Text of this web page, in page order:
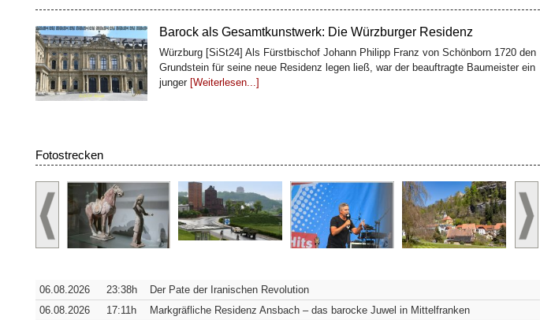
Bremerhavens größtes Puzzle: 16.000 Teile für eine Weltreise
Bremerhaven [SiSt24] Am 8. Längengrad ist die Welt buchstäblich
zusammengewachsen: Im Klimahaus Bremerhaven haben Besucherinnen und
Besucher gemeinsam das wohl größte Puzzle
Würzburg [SiSt24] Wer die Würzburger Residenz besucht, sieht meist nur die halbe
Geschichte: Oben glänzen Treppenhaus und die Fresken Tiepolos, unten liegt ein
zweites Bauwerk[Weiterlesen...]
sich in ihrer südwestlichen Ecke verbirgt. Hinter einer schlichten, viergeschossigen
Fassade[Weiterlesen...]
Fotostrecken
06.08.2026 23:38h
Der Pate der Iranischen Revolution
06.08.2026
17:11h
Markgräfliche Residenz Ansbach – das barocke Juwel in Mittelfranken